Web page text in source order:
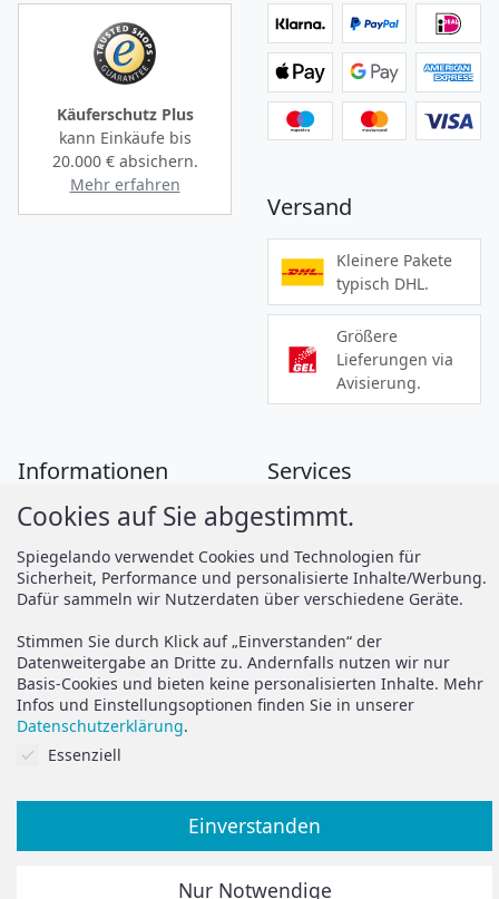
Käuferschutz Plus
kann Einkäufe bis
20.000 €absichern.
Mehr erfahren
Versand
Kleinere Pakete
typisch DHL.
Größere
Lieferungen via
Avisierung.
Informationen
Zahlung
Versand
AGB
Vertrag widerrufen
Datenschutz
Impressum
Services
Montageanleitungen
Spiegelando Magazin
Support
Brauchen Sie Hilfe oder
haben Sie Fragen?
Die durchgestrichenen Preise entsprechen dem bisherigen
Cookies auf Sie abgestimmt.
Spiegelando verwendet Cookies und Technologien für
Sicherheit, Performance und personalisierte Inhalte/Werbung.
Dafür sammeln wir Nutzerdaten über verschiedene Geräte.
Stimmen Sie durch Klick auf „Einverstanden“ der
Datenweitergabe an Dritte zu. Andernfalls nutzen wir nur
Basis-Cookies und bieten keine personalisierten Inhalte. Mehr
Infos und Einstellungsoptionen finden Sie in unserer
Datenschutzerklärung.
Cookies auf Sie abgestimmt.
Essenziell
Einverstanden
Nur Notwendige